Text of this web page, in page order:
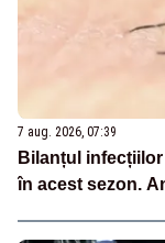
7 aug. 2026, 07:39
Bilanțul
în acest sezon.